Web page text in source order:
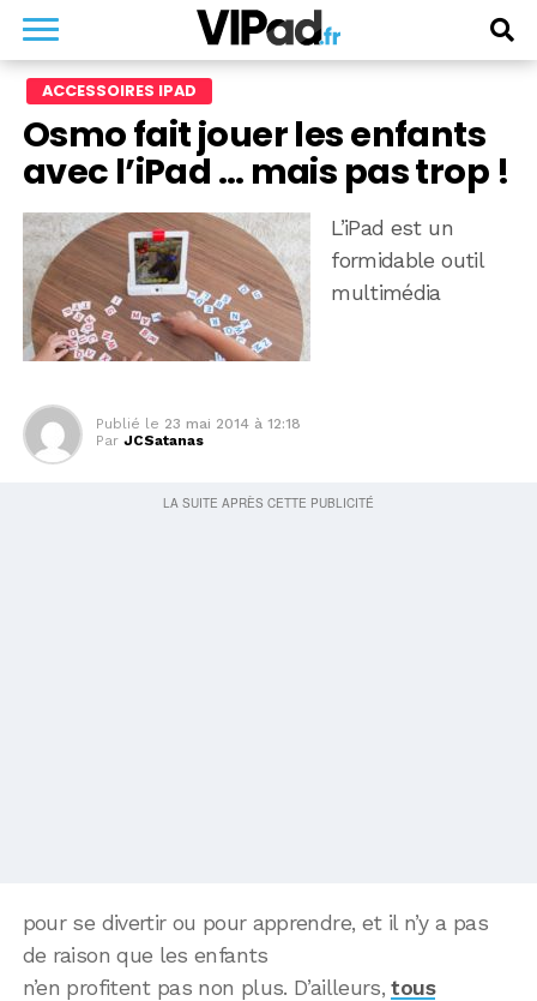
ACCESSOIRES IPAD
Osmo fait jouer les enfants
avec l’iPad … mais pas trop !
L’iPad est un
formidable outil
multimédia
Publié le 23 mai 2014 à 12:18
Par JCSatanas
pour se divertir ou pour apprendre, et il n’y a pas
de raison que les enfants
n’en profitent pas non plus. D’ailleurs,tous